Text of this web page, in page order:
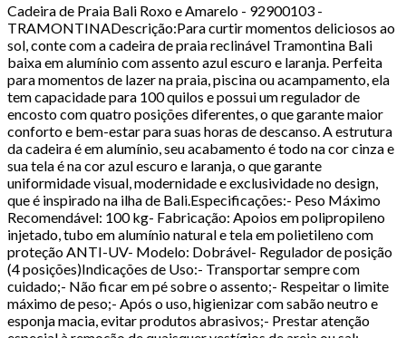
Cadeira de Praia Bali Roxo e Amarelo - 92900103 -
TRAMONTINADescrição:Para curtir momentos deliciosos ao
sol, conte com a cadeira de praia reclinável Tramontina Bali
baixa em alumínio com assento azul escuro e laranja. Perfeita
para momentos de lazer na praia, piscina ou acampamento, ela
tem capacidade para 100 quilos e possui um regulador de
encosto com quatro posições diferentes, o que garante maior
conforto e bem-estar para suas horas de descanso. A estrutura
da cadeira é em alumínio, seu acabamento é todo na cor cinza e
sua tela é na cor azul escuro e laranja, o que garante
uniformidade visual, modernidade e exclusividade no design,
que é inspirado na ilha de Bali.Especificações:- Peso Máximo
Recomendável: 100 kg- Fabricação: Apoios em polipropileno
injetado, tubo em alumínio natural e tela em polietileno com
proteção ANTI-UV- Modelo: Dobrável- Regulador de posição
(4 posições)Indicações de Uso:- Transportar sempre com
cuidado;- Não ficar em pé sobre o assento;- Respeitar o limite
máximo de peso;- Após o uso, higienizar com sabão neutro e
esponja macia, evitar produtos abrasivos;- Prestar atenção